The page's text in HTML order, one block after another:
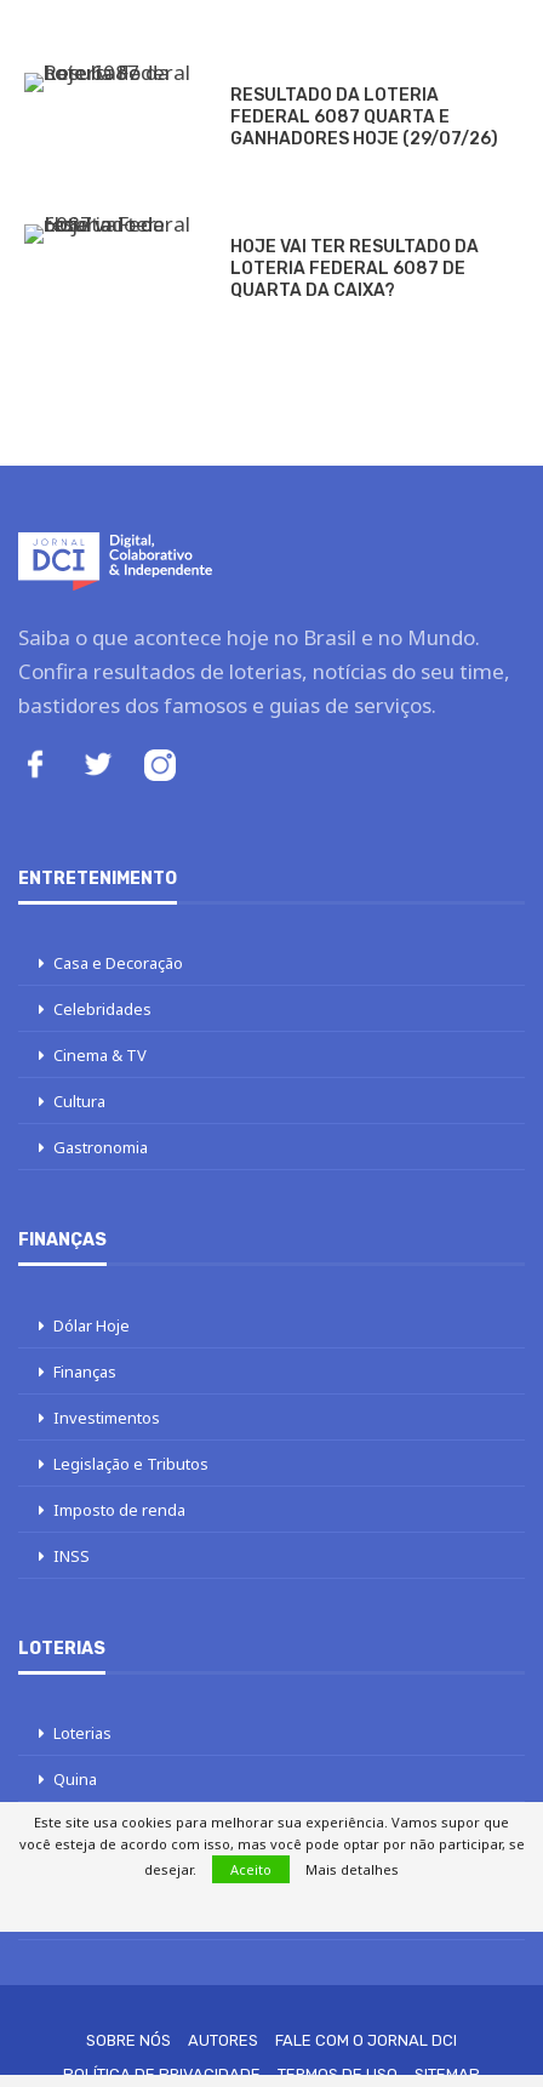
RESULTADO DA LOTERIA
FEDERAL 6087 QUARTA E
GANHADORES HOJE (29/07/26)
HOJE VAI TER RESULTADO DA
LOTERIA FEDERAL 6087 DE
QUARTA DA CAIXA?
Saiba o que acontece hoje no Brasil e no Mundo.
Confira resultados de loterias, notícias do seu time,
bastidores dos famosos e guias de serviços.
ENTRETENIMENTO
Casa e Decoração
Celebridades
Cinema & TV
Cultura
Gastronomia
FINANÇAS
Dólar Hoje
Finanças
Investimentos
Legislação e Tributos
Imposto de renda
INSS
LOTERIAS
Loterias
Quina
Lotofácil
SOBRE NÓS AUTORES
FALE COM O JORNAL DCI
POLÍTICA DE PRIVACIDADE
TERMOS DE USO SITEMAP
Este site usa cookies para melhorar sua experiência. Vamos supor que
você esteja de acordo com isso, mas você pode optar por não participar, se
desejar.
Aceito Mais detalhes